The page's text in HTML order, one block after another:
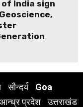
of India sign
सौन्दर्य
Goa
आन्ध्र प्रदेश
उत्तराखंड